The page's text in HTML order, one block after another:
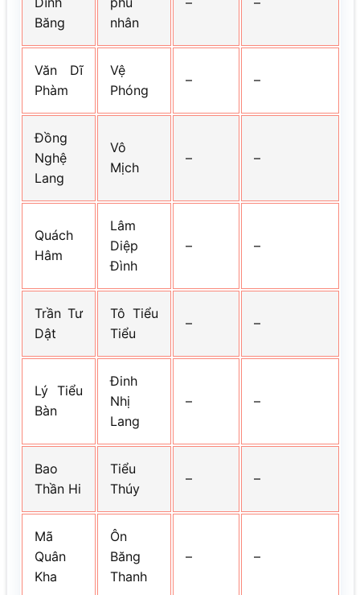
Băng
nhân
Văn Dĩ
Phàm
Vệ
Phóng
– –
Đồng
Nghệ
Lang
Vô
Mịch
– –
Quách
Hâm
Lâm
Diệp
Đình
– –
Trần Tư
Dật
Tô Tiểu
Tiểu
– –
Lý Tiểu
Bàn
Đinh
Nhị
Lang
– –
Bao
Thần Hi
Tiểu
Thúy
– –
Mã
Quân
Kha
Ôn
Băng
Thanh
– –